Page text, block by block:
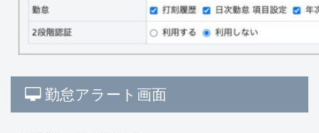
勤怠アラート画面